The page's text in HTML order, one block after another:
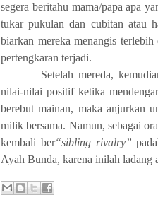
segera beritahu mama/papa apa
tukar pukulan dan cubitan atau
biarkan mereka menangis
pertengkaran terjadi.
Setelah mereda,
nilai-nilai positif ketika
berebut mainan, maka anjurkan
milik bersama. Namun, sebagai
kembali ber“sibling rivalry”
Ayah Bunda, karena inilah ladang